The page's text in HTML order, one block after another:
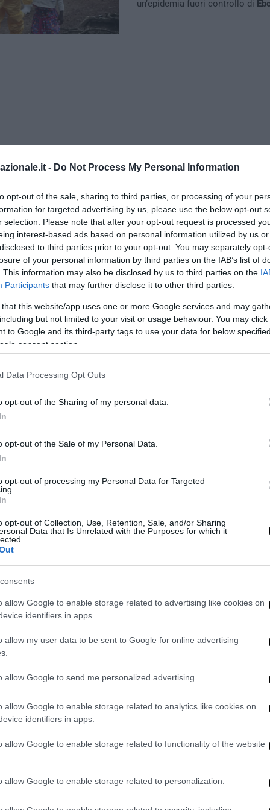
- Do Not Process My Personal Information
opt-out of the sale, sharing to third parties, or processing of your
for targeted advertising by us, please use the below opt-out
selection. Please note that after your opt-out request is processed
interest-based ads based on personal information utilized by us
to third parties prior to your opt-out. You may separately
of your personal information by third parties on the IAB’s list of
This information may also be disclosed by us to third parties on the
Participants that may further disclose it to other third parties.
that this website/app uses one or more Google services and may
but not limited to your visit or usage behaviour. You may
to Google and its third-party tags to use your data for below
consent section.
Data Processing Opt Outs
opt-out of the Sharing of my personal data.
opt-out of the Sale of my Personal Data.
opt-out of processing my Personal Data for Targeted
opt-out of Collection, Use, Retention, Sale, and/or Sharing
Data that Is Unrelated with the Purposes for which it
allow Google to enable storage related to advertising like cookies on
identifiers in apps.
allow my user data to be sent to Google for online advertising
allow Google to send me personalized advertising.
allow Google to enable storage related to analytics like cookies on
identifiers in apps.
allow Google to enable storage related to functionality of the website
allow Google to enable storage related to personalization.
un’epidemia fuori controllo di
è l’accusa contenuta in un report messo a punto da esperti
rivista Lancet, secondo cui migliaia di persone sarebbero morte
globale alla crisi Ebola sarebbe arrivata in ritardo e per di più
sofferenza, la morte e il caos sociale ed economico osservato in
Nel report gli studiosi hanno scritto che l’errore dell’Oms è stato
è stato enorme”
, hanno scritto gli esperti. L’epidemia ha avuto
registrate in una remota regione della Guinea, dove sono
marzo, non si è riusciti a mobilitare un’assistenza globale
sulla gravità della situazione.